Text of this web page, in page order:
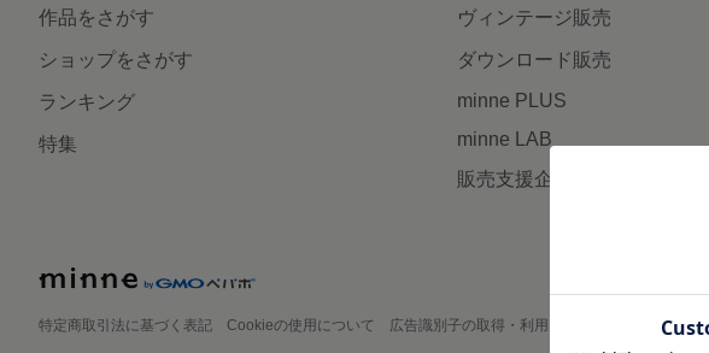
作品をさがす
ショップをさがす
ランキング
特集
ヴィンテージ販売
ダウンロード販売
minne PLUS
minne LAB
販売支援企画・イベント
特定商取引法に基づく表記 Cookieの使用について 広告識別子の取得・利用 プライバシーポリシー